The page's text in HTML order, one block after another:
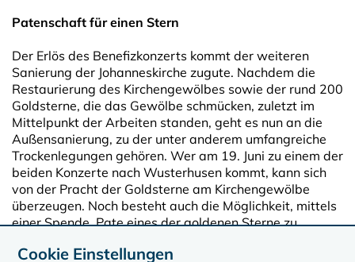
Patenschaft für einen Stern
Der Erlös des Benefizkonzerts kommt der weiteren
Sanierung der Johanneskirche zugute. Nachdem die
Restaurierung des Kirchengewölbes sowie der rund 200
Goldsterne, die das Gewölbe schmücken, zuletzt im
Mittelpunkt der Arbeiten standen, geht es nun an die
Außensanierung, zu der unter anderem umfangreiche
Trockenlegungen gehören. Wer am 19. Juni zu einem der
beiden Konzerte nach Wusterhusen kommt, kann sich
von der Pracht der Goldsterne am Kirchengewölbe
überzeugen. Noch besteht auch die Möglichkeit, mittels
einer Spende, Pate eines der goldenen Sterne zu
Cookie Einstellungen